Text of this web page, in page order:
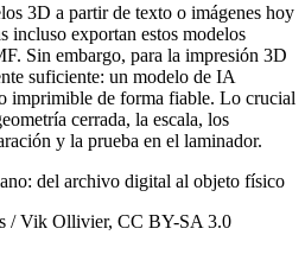
3D a partir de texto o imágenes hoy
incluso exportan estos modelos
Sin embargo, para la impresión 3D
suficiente: un modelo de IA
imprimible de forma fiable. Lo crucial
cerrada, la escala, los
y la prueba en el laminador.
/ Vik Ollivier, CC BY-SA 3.0